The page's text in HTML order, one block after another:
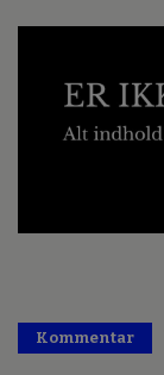
Kommentar